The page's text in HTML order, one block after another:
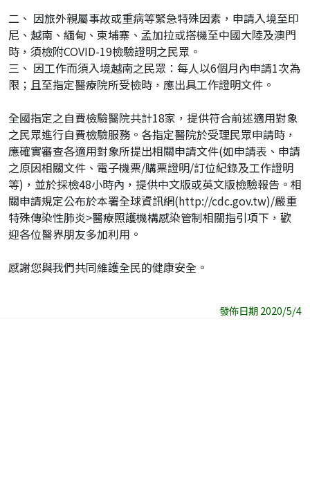
二、 因旅外親屬事故或重病等緊急特殊因素，申請入境至印
尼、越南、緬甸、柬埔寨、孟加拉或搭機至中國大陸及澳門
時，須檢附COVID-19檢驗證明之民眾。
三、 因工作而須入境越南之民眾：每人以6個月內申請1次為
限；且至指定醫療院所受檢時，應出具工作證明文件。
全國指定之自費檢驗醫院共計18家，提供符合前述適用對象
之民眾進行自費檢驗服務。各指定醫院於受理民眾申請時，
應確實審查各適用對象所提出相關申請文件(如申請表、申請
之原因相關文件、電子機票/購票證明/訂位紀錄及工作證明
等)，並於採檢48小時內，提供中文版或英文版檢驗報告。相
關申請規定公布於本署全球資訊網(http://cdc.gov.tw)/嚴重
特殊傳染性肺炎>醫療照護機構感染管制相關指引項下，歡
迎各位醫界朋友多加利用。
感謝您與我們共同維護全民的健康安全。
發佈日期 2020/5/4